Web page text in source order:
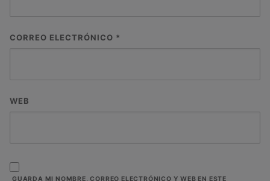
CORREO ELECTRÓNICO *
WEB
GUARDA MI NOMBRE, CORREO ELECTRÓNICO Y WEB EN ESTE